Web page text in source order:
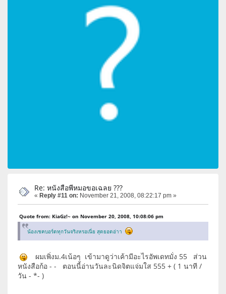
Re: หนังสือพีหมอขอเฉลย ???
« Reply #11 on: November 21, 2008, 08:22:17 pm »
Quote from: KiaGz!~ on November 20, 2008, 10:08:06 pm
น้องเชคบอร์ดทุกวันจริงหรอเนี่ย สุดยอดอ่าา
ผมเพิ่งม.4เน้อๆ เข้ามาดูว่าเค้ามีอะไรอัพเดทมั่ง 55 ส่วน
หนังสือก้อ - - ตอนนี้อ่านวันละนิดจิตแจ่มใส 555 + ( 1 นาที /
วัน - *- )